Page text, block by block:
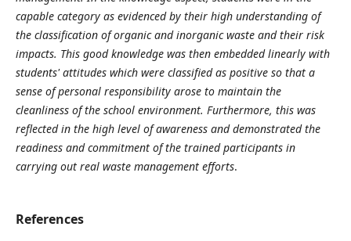
capable category as evidenced by their high understanding of
the classification of organic and inorganic waste and their risk
impacts. This good knowledge was then embedded linearly with
students' attitudes which were classified as positive so that a
sense of personal responsibility arose to maintain the
cleanliness of the school environment. Furthermore, this was
reflected in the high level of awareness and demonstrated the
readiness and commitment of the trained participants in
carrying out real waste management efforts.
References